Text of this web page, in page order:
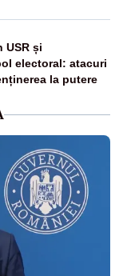
USR și
electoral: atacuri
la putere